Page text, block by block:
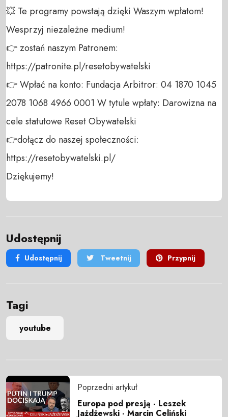
💥 Te programy powstają dzięki Waszym wpłatom!
Wesprzyj niezależne medium!
👉 zostań naszym Patronem:
https://patronite.pl/resetobywatelski
👉 Wpłać na konto: Fundacja Arbitror: 04 1870 1045
2078 1068 4966 0001 W tytule wpłaty: Darowizna na
cele statutowe Reset Obywatelski
👉dołącz do naszej społeczności:
https://resetobywatelski.pl/
Dziękujemy!
Udostępnij
Udostępnij Tweetnij Przypnij
Tagi
youtube
Poprzedni artykuł
Europa pod presją - Leszek
Jażdżewski - Marcin Celiński